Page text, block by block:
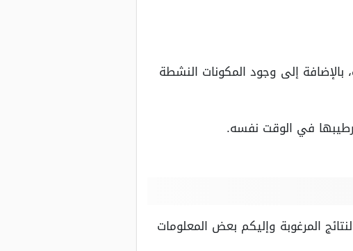
إلى وجود المكونات النشطة
في الوقت نفسه.
المرغوبة وإليكم بعض المعلومات